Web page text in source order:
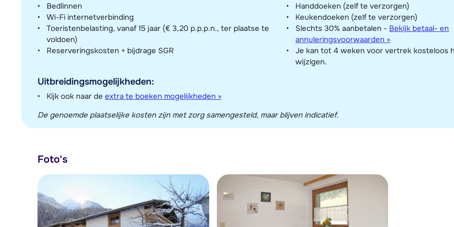
Bedlinnen
Wi-Fi internetverbinding
Toeristenbelasting, vanaf 15 jaar (€ 3,20 p.p.p.n., ter plaatse te
voldoen)
Reserveringskosten + bijdrage SGR
Uitbreidingsmogelijkheden:
Kijk ook naar de extra te boeken mogelijkheden »
Handdoeken (zelf te verzorgen)
Keukendoeken (zelf te verzorgen)
Slechts 30% aanbetalen - Bekijk betaal- en
annuleringsvoorwaarden »
Je kan tot 4 weken voor vertrek kosteloos
wijzigen.
De genoemde plaatselijke kosten zijn met zorg samengesteld, maar blijven indicatief.
Foto's